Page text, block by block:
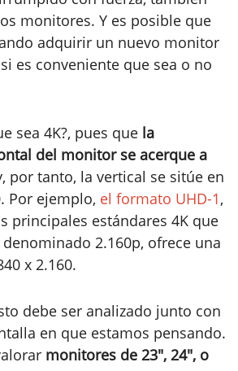
monitores. Y es posible que
adquirir un nuevo monitor
es conveniente que sea o no
sea 4K?, pues que la
del monitor se acerque a
por tanto, la vertical se sitúe en
Por ejemplo, el formato UHD-1,
principales estándares 4K que
2.160p, ofrece una
x 2.160.
debe ser analizado junto con
en que estamos pensando.
monitores de 23", 24", o